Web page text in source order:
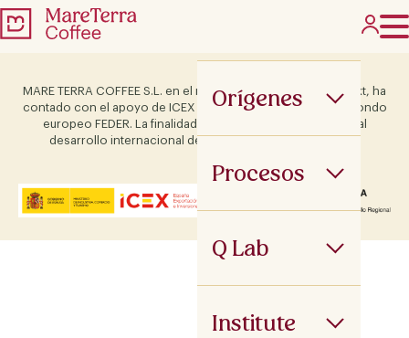
Orígenes
Procesos
Q Lab
Institute
MARE TERRA COFFEE S.L. en el marco del Programa ICEX Next, ha
contado con el apoyo de ICEX y con la cofinanciación del fondo
europeo FEDER. La finalidad de este apoyo es contribuir al
desarrollo internacional de la empresa y de su entorno.